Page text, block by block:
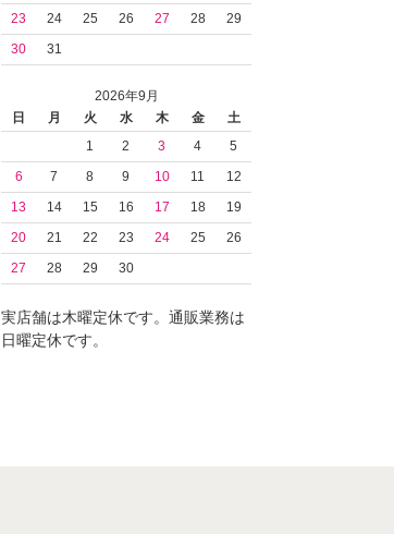
23
24 25 26 27 28
29
30
31
2026年9月
日
月 火 水 木 金
土
1
2 3 4
5
6
7 8 9 10 11
12
13
14 15 16 17 18
19
20
21 22 23 24 25
26
27
28 29 30
実店舗は木曜定休です。通販業務は
日曜定休です。